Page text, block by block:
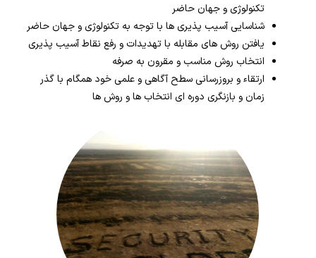
تکنولوژی و جهان حاضر
شناسایی آسیب پذیری ها با توجه به تکنولوژی و جهان حاضر
یافتن روش های مقابله با تهدیدات و رفع نقاط آسیب پذیری
انتخاب روش مناسب و مقرون به صرفه
ارتقاء و بروزرسانی سطح آگاهی و علمی خود همگام با گذر
زمان و بازنگری دوره ای انتخاب ها و روش ها